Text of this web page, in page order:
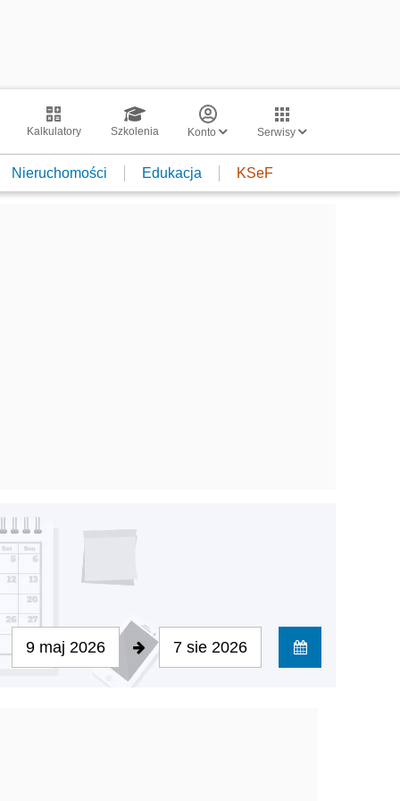
Kalkulatory Szkolenia Konto Serwisy
Nieruchomości Edukacja KSeF
9 maj 2026 7 sie 2026